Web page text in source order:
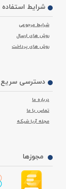
شرایط استفاده
شرایط مرجوعی
روش های ارسال
روش های پرداخت
دسترسی سریع
درباره ما
تماس با ما
مجله آریا شبکه
مجوزها